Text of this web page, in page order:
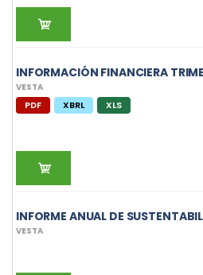
INFORMACIÓN FINANCIERA
VESTA
PDF XBRL XLS
INFORME ANUAL DE
VESTA